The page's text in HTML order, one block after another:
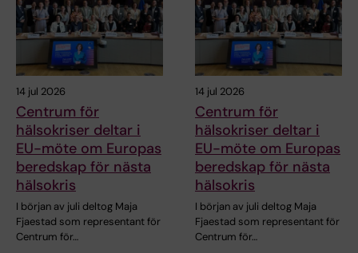
14 jul 2026
Centrum för
hälsokriser deltar i
EU-möte om Europas
beredskap för nästa
hälsokris
I början av juli deltog Maja
Fjaestad som representant för
Centrum för…
14 jul 2026
Centrum för
hälsokriser deltar i
EU-möte om Europas
beredskap för nästa
hälsokris
I början av juli deltog Maja
Fjaestad som representant för
Centrum för…